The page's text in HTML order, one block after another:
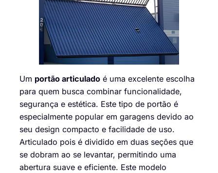
Um portão articulado é uma excelente escolha
para quem busca combinar funcionalidade,
segurança e estética. Este tipo de portão é
especialmente popular em garagens devido ao
seu design compacto e facilidade de uso.
Articulado pois é dividido em duas seções que
se dobram ao se levantar, permitindo uma
abertura suave e eficiente. Este modelo